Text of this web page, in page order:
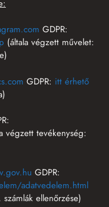
GDPR:
(általa végzett művelet:
GDPR: itt érhető
végzett tevékenység:
GDPR:
adatvedelem.html
ellenőrzése)